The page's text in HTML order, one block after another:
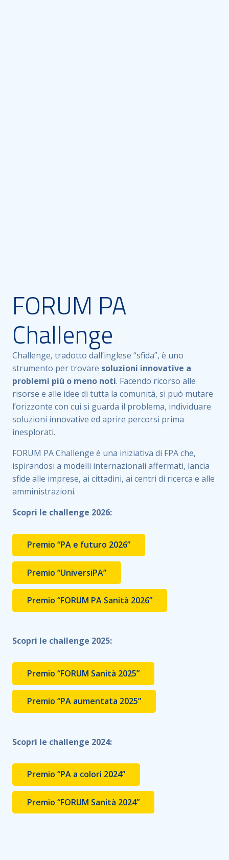
FORUM PA
Challenge
Challenge, tradotto dall’inglese “sfida”, è uno
strumento per trovare soluzioni innovative a
problemi più o meno noti. Facendo ricorso alle
risorse e alle idee di tutta la comunità, si può mutare
l’orizzonte con cui si guarda il problema, individuare
soluzioni innovative ed aprire percorsi prima
inesplorati.
FORUM PA Challenge è una iniziativa di FPA che,
ispirandosi a modelli internazionali affermati, lancia
sfide alle imprese, ai cittadini, ai centri di ricerca e alle
amministrazioni.
Scopri le challenge 2026:
Premio “PA e futuro 2026”
Premio “UniversiPA”
Premio “FORUM PA Sanità 2026”
Scopri le challenge 2025:
Premio “FORUM Sanità 2025”
Premio “PA aumentata 2025”
Scopri le challenge 2024:
Premio “PA a colori 2024”
Premio “FORUM Sanità 2024”